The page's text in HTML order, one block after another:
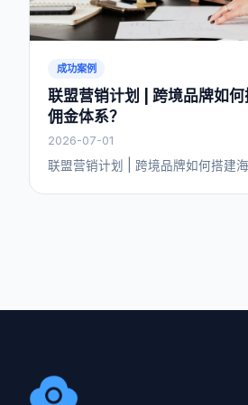
成功案例
联盟营销计划 | 跨境品牌如
佣金体系？
2026-07-01
联盟营销计划 | 跨境品牌如何搭建